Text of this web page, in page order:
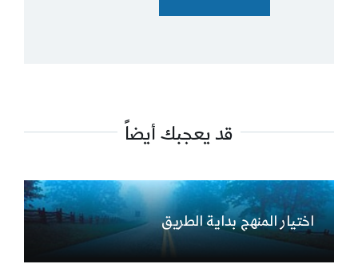
قد يعجبك أيضاً
اختيار المنهج بداية الطريق